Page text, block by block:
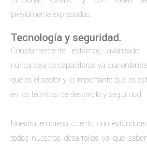
previamente expresadas.
Tecnología y seguridad.
Constantemente estamos avanzado,
nunca deja de capacitarse ya que
que es el sector y lo importante que es
en las técnicas de desarrollo y seguridad.
Nuestra empresa cuenta con
todos nuestros desarrollos ya que